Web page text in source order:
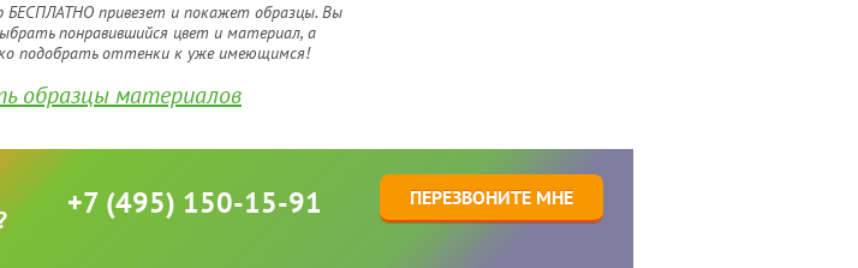
БЕСПЛАТНО привезет и покажет образцы. Вы
понравившийся цвет и материал, а
подобрать оттенки к уже имеющимся!
образцы материалов
+7 (495) 150-15-91 ПЕРЕЗВОНИТЕ МНЕ